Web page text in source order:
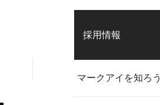
採用情報
マークアイを知ろう